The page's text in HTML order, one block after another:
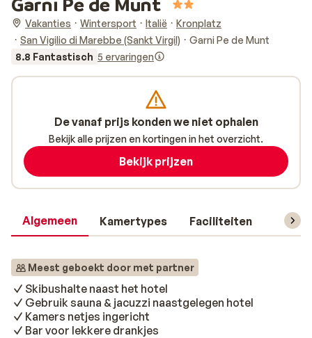
Vakanties Wintersport Italië
Kronplatz
San Vigilio di Marebbe (Sankt Virgil)
Garni Pe de Munt
8.8 Fantastisch 5 ervaringen
Algemeen Kamertypes Faciliteiten
Meest geboekt door met partner
Skibushalte naast het hotel
Gebruik sauna & jacuzzi naastgelegen hotel
Kamers netjes ingericht
Bar voor lekkere drankjes
De vanaf prijs konden we niet ophalen
Bekijk alle prijzen en kortingen in het overzicht.
Bekijk prijzen